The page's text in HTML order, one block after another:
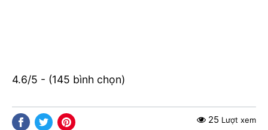
4.6/5 - (145 bình chọn)
25 Lượt xem